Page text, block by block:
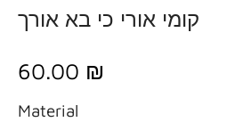
קומי אורי כי בא אורך
60.00 ₪
Material